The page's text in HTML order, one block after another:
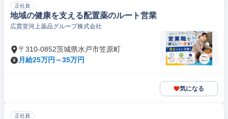
正社員
地域の健康を支える配置薬のルート営業
広貫堂河上薬品グループ株式会社
〒310-0852茨城県水戸市笠原町
月給25万円～35万円
気になる
正社員